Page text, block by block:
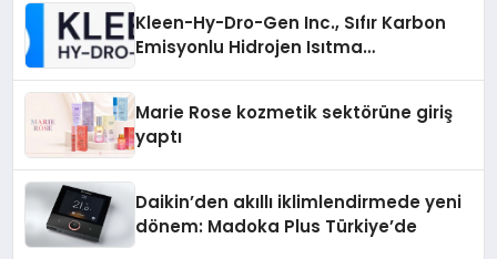
Kleen-Hy-Dro-Gen Inc., Sıfır Karbon
Emisyonlu Hidrojen Isıtma
Marie Rose kozmetik sektörüne giriş
yaptı
Daikin’den akıllı iklimlendirmede yeni
dönem: Madoka Plus Türkiye’de